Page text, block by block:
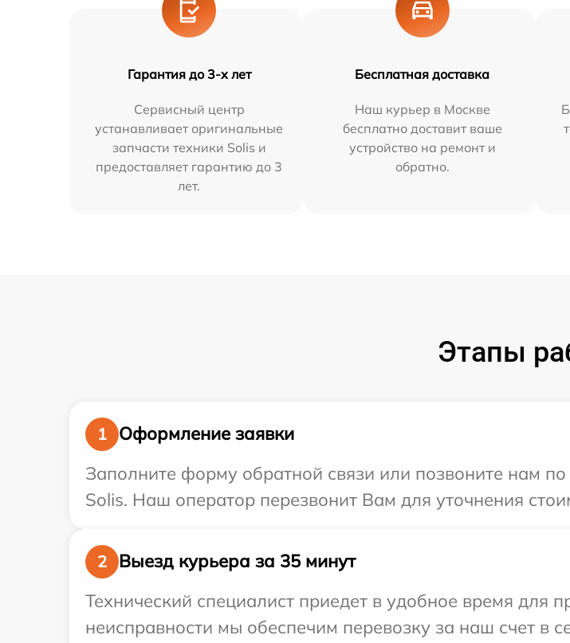
Гарантия до 3-х лет
Сервисный центр
устанавливает оригинальные
запчасти техники Solis и
предоставляет гарантию до 3
лет.
Бесплатная доставка
Наш курьер в Москве
бесплатно доставит ваше
устройство на ремонт и
обратно.
Этапы
1
Оформление заявки
Заполните форму обратной связи или позвоните нам
Solis. Наш оператор перезвонит Вам для уточнения
2
Выезд курьера за 35 минут
Технический специалист приедет в удобное время для
неисправности мы обеспечим перевозку за наш счет в